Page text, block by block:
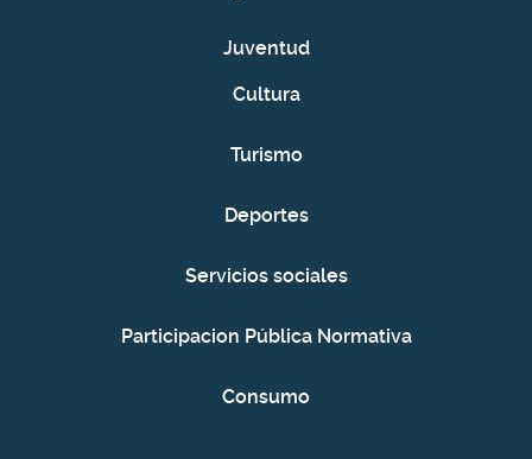
Juventud
Cultura
Turismo
Deportes
Servicios sociales
Participacion Pública Normativa
Consumo